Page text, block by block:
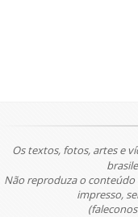
Os textos, fotos, artes e
Não reproduza o
impresso,